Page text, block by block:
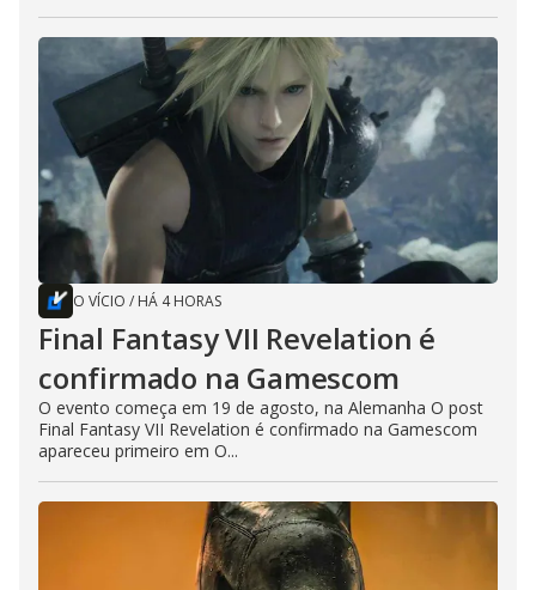
O VÍCIO / HÁ 4 HORAS
Final Fantasy VII Revelation é
confirmado na Gamescom
O evento começa em 19 de agosto, na Alemanha O post
Final Fantasy VII Revelation é confirmado na Gamescom
apareceu primeiro em O...